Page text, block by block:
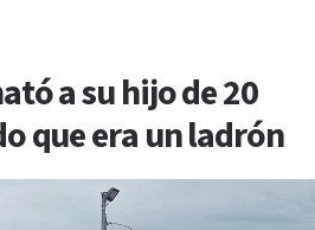
a su hijo de 20
que era un ladrón